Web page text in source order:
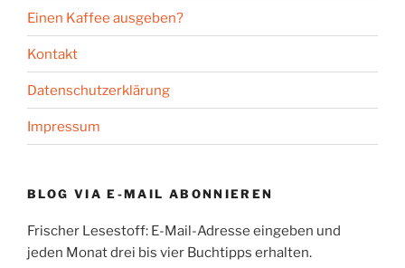
Einen Kaffee ausgeben?
Kontakt
Datenschutzerklärung
Impressum
BLOG VIA E-MAIL ABONNIEREN
Frischer Lesestoff: E-Mail-Adresse eingeben und
jeden Monat drei bis vier Buchtipps erhalten.